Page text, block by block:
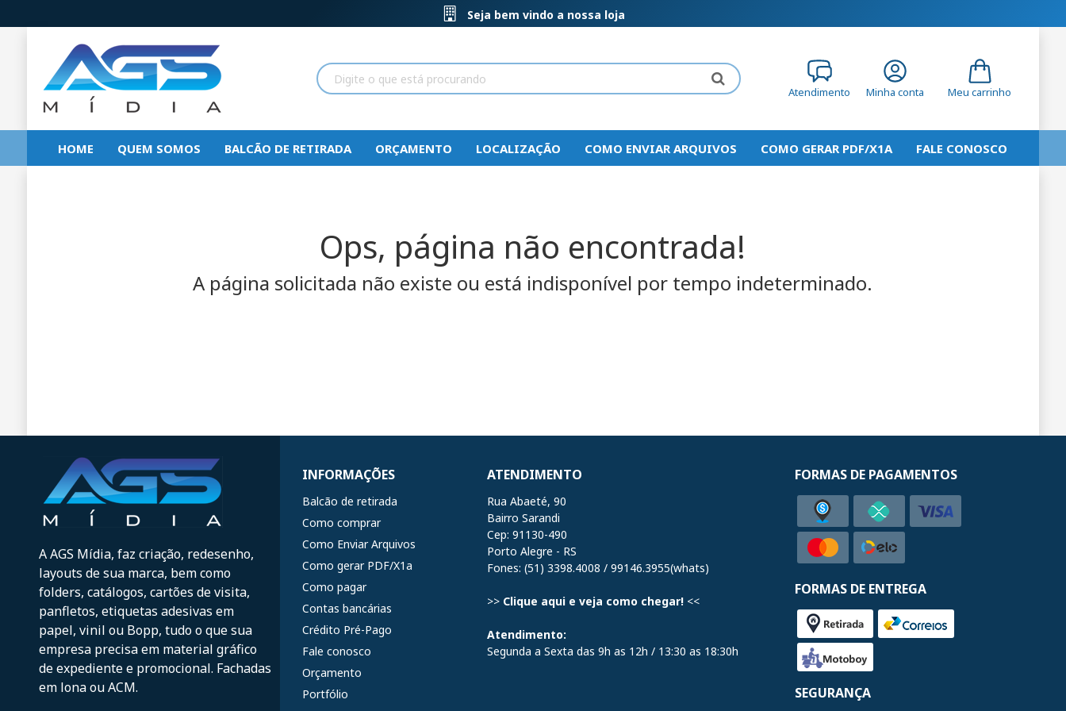
Seja bem vindo a nossa loja
Atendimento Minha conta Meu carrinho
HOME QUEM SOMOS BALCÃO DE RETIRADA ORÇAMENTO LOCALIZAÇÃO COMO ENVIAR ARQUIVOS COMO GERAR PDF/X1A FALE CONOSCO
Ops, página não encontrada!
A página solicitada não existe ou está indisponível por tempo indeterminado.
A AGS Mídia, faz criação, redesenho,
layouts de sua marca, bem como
folders, catálogos, cartões de visita,
panfletos, etiquetas adesivas em
papel, vinil ou Bopp, tudo o que sua
empresa precisa em material gráfico
de expediente e promocional. Fachadas
em lona ou ACM.
INFORMAÇÕES
Balcão de retirada
Como comprar
Como Enviar Arquivos
Como gerar PDF/X1a
Como pagar
Contas bancárias
Crédito Pré-Pago
Fale conosco
Orçamento
Portfólio
ATENDIMENTO
Rua Abaeté, 90
Bairro Sarandi
Cep: 91130-490
Porto Alegre - RS
Fones: (51) 3398.4008 / 99146.3955(whats)
>> Clique aqui e veja como chegar!<<
Atendimento:
Segunda a Sexta das 9h as 12h / 13:30 as 18:30h
FORMAS DE PAGAMENTOS
FORMAS DE ENTREGA
SEGURANÇA